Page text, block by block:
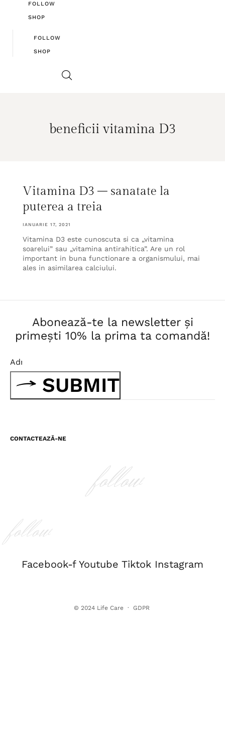
FOLLOW
SHOP
FOLLOW
SHOP
beneficii vitamina D3
Vitamina D3 – sanatate la
puterea a treia
IANUARIE 17, 2021
Vitamina D3 este cunoscuta si ca „vitamina
soarelui” sau „vitamina antirahitica”. Are un rol
important in buna functionare a organismului, mai
ales in asimilarea calciului.
Abonează-te la newsletter și
primești 10% la prima ta comandă!
SUBMIT
CONTACTEAZĂ-NE
follow
follow
Facebook-f Youtube Tiktok Instagram
© 2024 Life Care· GDPR